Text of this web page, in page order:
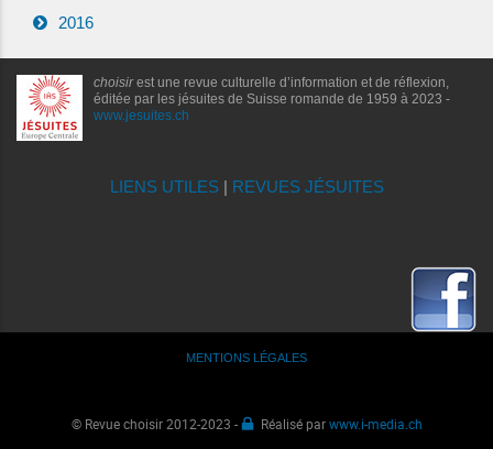
2016
choisirest une revue culturelle d’information et de réflexion,
éditée par les jésuites de Suisse romande de 1959 à 2023 -
www.jesuites.ch
LIENS UTILES| REVUES JÉSUITES
MENTIONS LÉGALES
© Revue choisir 2012-2023 - Réalisé parwww.i-media.ch